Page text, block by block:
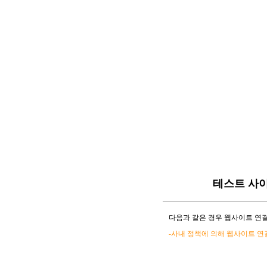
테스트 사
다음과 같은 경우 웹사이트 연
-사내 정책에 의해 웹사이트